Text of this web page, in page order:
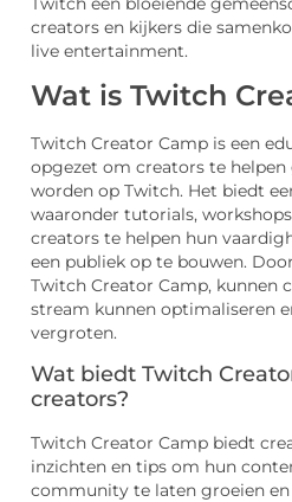
creators en kijkers die
live entertainment.
Wat is Twitch
Twitch Creator Camp is een
opgezet om creators te helpen
worden op Twitch. Het biedt
waaronder tutorials,
creators te helpen hun
een publiek op te bouwen.
Twitch Creator Camp, kunnen
stream kunnen optimaliseren
vergroten.
Wat biedt Twitch
creators?
Twitch Creator Camp biedt
inzichten en tips om hun
community te laten groeien